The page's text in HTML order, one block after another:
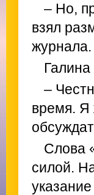
– Но,
взял
журнала.
–
время. Я
Слова
силой.